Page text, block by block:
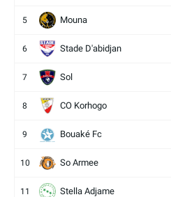
5 Mouna
6 Stade D'abidjan
7 Sol
8 CO Korhogo
9 Bouaké Fc
10 So Armee
11 Stella Adjame